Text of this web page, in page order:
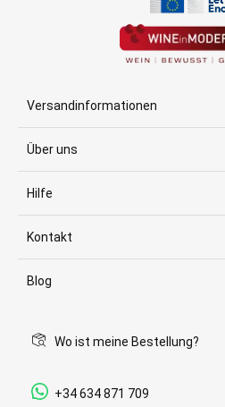
Versandinformationen
Über uns
Hilfe
Kontakt
Blog
Wo ist meine Bestellung?
+34 634 871 709